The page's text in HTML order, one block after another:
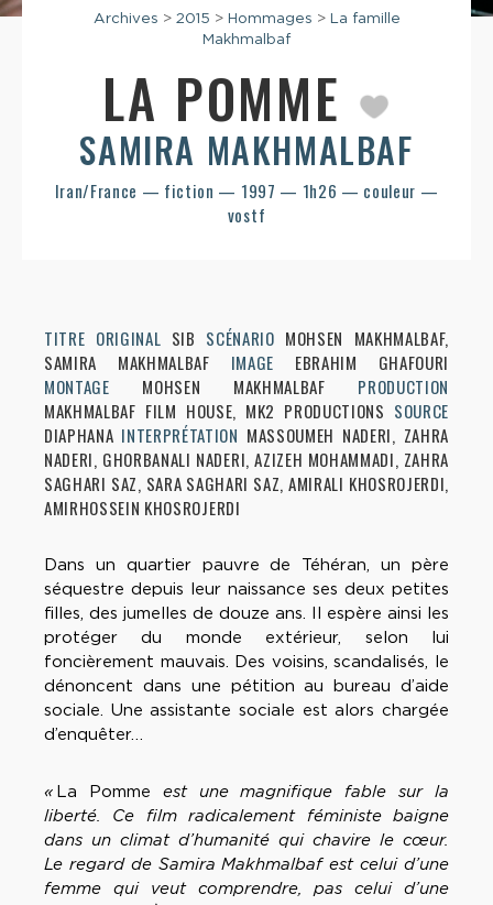
Archives > 2015 > Hommages > La famille
Makhmalbaf
LA POMME
SAMIRA MAKHMALBAF
Iran/France — fiction — 1997 — 1h26 — couleur —
vostf
TITRE ORIGINAL SIB SCÉNARIO MOHSEN MAKHMALBAF,
SAMIRA MAKHMALBAF IMAGE EBRAHIM GHAFOURI
MONTAGE MOHSEN MAKHMALBAF PRODUCTION
MAKHMALBAF FILM HOUSE, MK2 PRODUCTIONS SOURCE
DIAPHANA INTERPRÉTATION MASSOUMEH NADERI, ZAHRA
NADERI, GHORBANALI NADERI, AZIZEH MOHAMMADI, ZAHRA
SAGHARI SAZ, SARA SAGHARI SAZ, AMIRALI KHOSROJERDI,
AMIRHOSSEIN KHOSROJERDI
Dans un quartier pauvre de Téhéran, un père
séquestre depuis leur naissance ses deux petites
filles, des jumelles de douze ans. Il espère ainsi les
protéger du monde extérieur, selon lui
foncièrement mauvais. Des voisins, scandalisés, le
dénoncent dans une pétition au bureau d’aide
sociale. Une assistante sociale est alors chargée
d’enquêter…
« La Pomme est une magnifique fable sur la
liberté. Ce film radicalement féministe baigne
dans un climat d’humanité qui chavire le cœur.
Le regard de Samira Makhmalbaf est celui d’une
femme qui veut comprendre, pas celui d’une